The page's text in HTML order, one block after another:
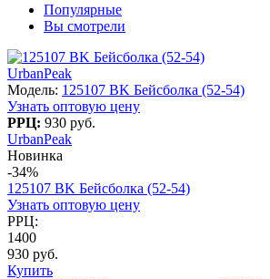
Популярные
Вы смотрели
UrbanPeak
Модель: 125107 BK Бейсболка (52-54)
Узнать оптовую цену
РРЦ: 930 руб.
UrbanPeak
Новинка
-34%
125107 BK Бейсболка (52-54)
Узнать оптовую цену
РРЦ:
1400
930 руб.
Купить